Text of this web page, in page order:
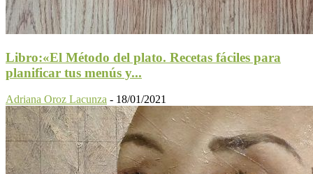
Libro:«El Método del plato. Recetas fáciles para
planificar tus menús y...
Adriana Oroz Lacunza - 18/01/2021